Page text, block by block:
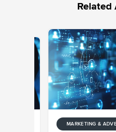
Related
MARKETING &